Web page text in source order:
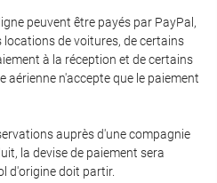
peuvent être payés par PayPal,
locations de voitures, de certains
à la réception et de certains
aérienne n'accepte que le paiement
auprès d'une compagnie
la devise de paiement sera
d'origine doit partir.